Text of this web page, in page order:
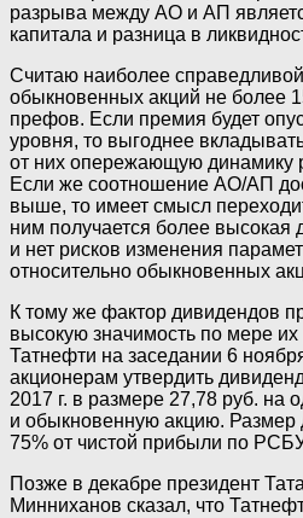
разрыва между АО и АП
капитала и разница в
Считаю наиболее
обыкновенных акций не более
префов. Если премия будет
уровня, то выгоднее
от них опережающую динамику
Если же соотношение АО/АП
выше, то имеет смысл
ним получается более высокая
и нет рисков изменения
относительно обыкновенных
К тому же фактор дивидендов
высокую значимость по мере их
Татнефти на заседании 6
акционерам утвердить
2017 г. в размере 27,78 руб. на
и обыкновенную акцию. Размер
75% от чистой прибыли по
Позже в декабре президент
Минниханов сказал, что